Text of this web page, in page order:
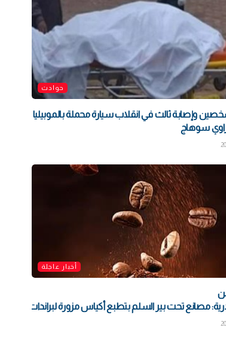
حوادث
وإصابة ثالث في انقلاب سيارة محملة بالموبيليا
سوهاج
أخبار عاجلة
مصانع تحت بير السلم بتطبع أكياس مزورة لبراندات شهيرة